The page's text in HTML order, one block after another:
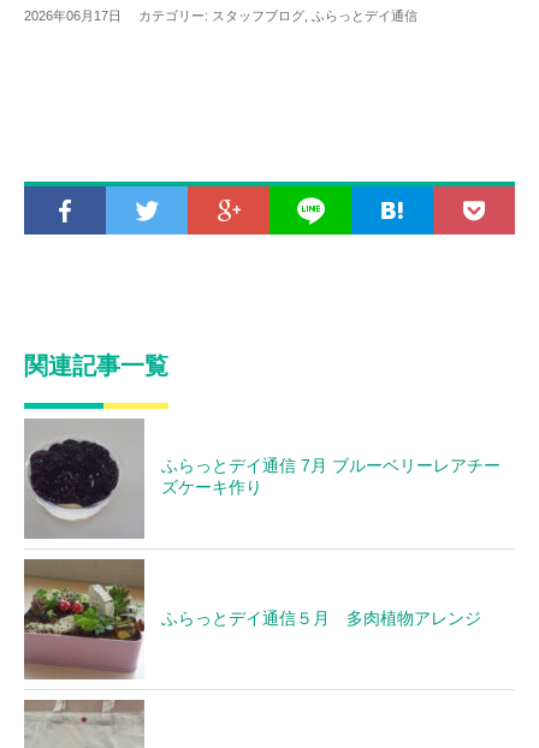
2026年06月17日 カテゴリー: スタッフブログ ふらっとデイ通信
関連記事一覧
ふらっとデイ通信 7月 ブルーベリーレアチー
ズケーキ作り
ふらっとデイ通信５月 多肉植物アレンジ